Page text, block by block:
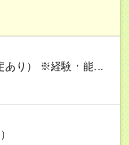
り） ※経験・能力を
があります。 雇用
）